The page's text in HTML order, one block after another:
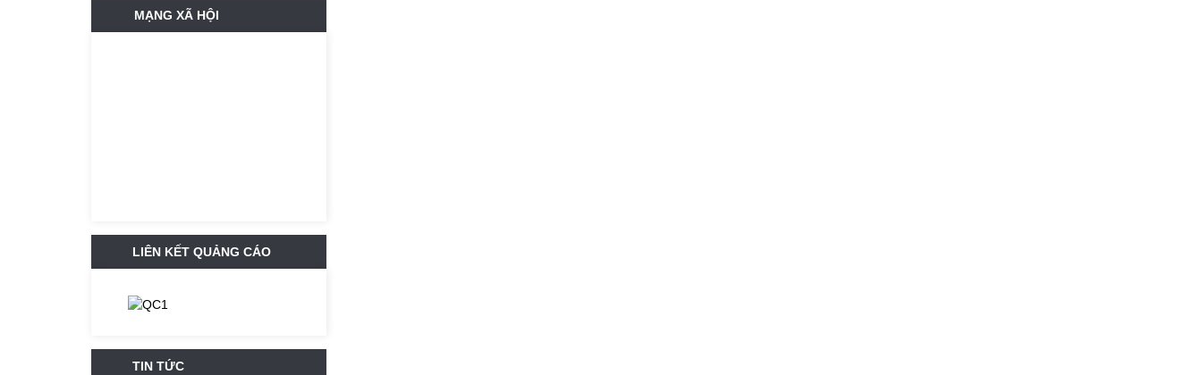
MẠNG XÃ HỘI
LIÊN KẾT QUẢNG CÁO
TIN TỨC